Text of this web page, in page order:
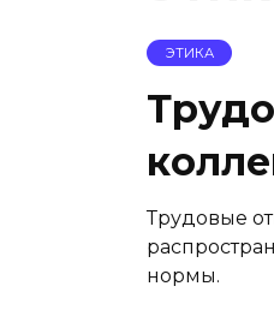
ЭТИКА
Трудовые
нормы.